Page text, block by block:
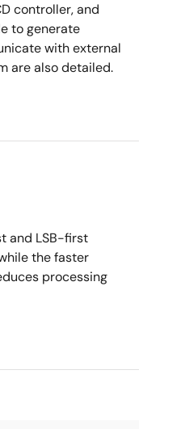
controller, and
to generate
with external
are also detailed.
and LSB-first
the faster
processing